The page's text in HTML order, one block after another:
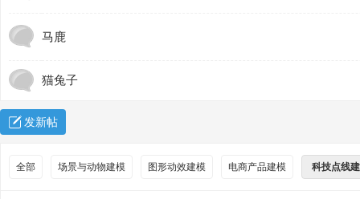
马鹿
猫兔子
发新帖
全部 场景与动物建模 图形动效建模 电商产品建模 科技点线